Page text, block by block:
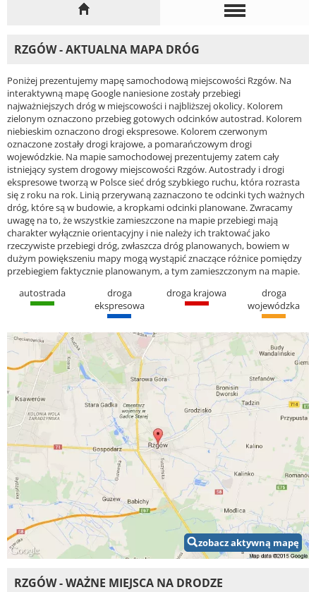
RZGÓW - AKTUALNA MAPA DRÓG
Poniżej prezentujemy mapę samochodową miejscowości Rzgów. Na
interaktywną mapę Google naniesione zostały przebiegi
najważniejszych dróg w miejscowości i najbliższej okolicy. Kolorem
zielonym oznaczono przebieg gotowych odcinków autostrad. Kolorem
niebieskim oznaczono drogi ekspresowe. Kolorem czerwonym
oznaczone zostały drogi krajowe, a pomarańczowym drogi
wojewódzkie. Na mapie samochodowej prezentujemy zatem cały
istniejący system drogowy miejscowości Rzgów. Autostrady i drogi
ekspresowe tworzą w Polsce sieć dróg szybkiego ruchu, która rozrasta
się z roku na rok. Linią przerywaną zaznaczono te odcinki tych ważnych
dróg, które są w budowie, a kropkami odcinki planowane. Zwracamy
uwagę na to, że wszystkie zamieszczone na mapie przebiegi mają
charakter wyłącznie orientacyjny i nie należy ich traktować jako
rzeczywiste przebiegi dróg, zwłaszcza dróg planowanych, bowiem w
dużym powiększeniu mapy mogą wystąpić znaczące różnice pomiędzy
przebiegiem faktycznie planowanym, a tym zamieszczonym na mapie.
autostrada
droga
ekspresowa
droga krajowa
droga
wojewódzka
zobacz aktywną mapę
RZGÓW - WAŻNE MIEJSCA NA DRODZE